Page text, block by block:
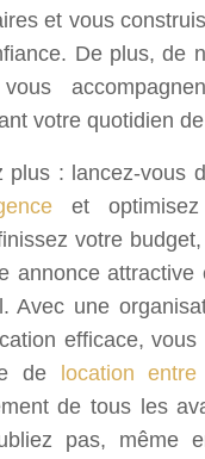
et vous
De plus, de
votre quotidien
plus : lancez-vous
et
votre
annonce attractive
Avec une
efficace, vous
de location
de tous les
pas, même